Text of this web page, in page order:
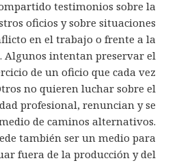
testimonios sobre la
oficios y sobre situaciones
en el trabajo o frente a la
Algunos intentan preservar el
de un oficio que cada vez
no quieren luchar sobre el
profesional, renuncian y se
de caminos alternativos.
también ser un medio para
fuera de la producción y del